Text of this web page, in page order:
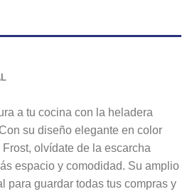
a tu cocina con la heladera
su diseño elegante en color
olvídate de la escarcha
espacio y comodidad. Su amplio
para guardar todas tus compras y